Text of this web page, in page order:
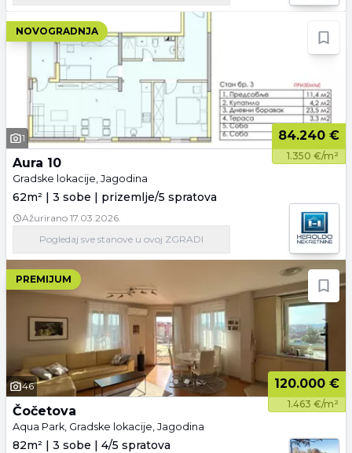
NOVOGRADNJA
1 84.240 €
1.350 €/m²
Aura 10
Gradske lokacije, Jagodina
62m² | 3 sobe | prizemlje/5 spratova
Ažurirano 17.03.2026.
Pogledajsve stanove u ovoj ZGRADI
PREMIJUM
46 120.000 €
1.463 €/m²
Čočetova
Aqua Park, Gradske lokacije, Jagodina
82m² | 3 sobe | 4/5 spratova